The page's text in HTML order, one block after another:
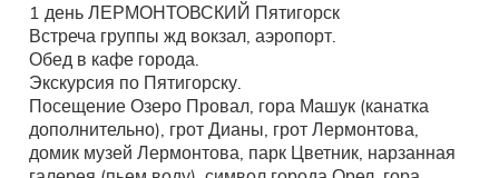
1 день ЛЕРМОНТОВСКИЙ Пятигорск
Встреча группы жд вокзал, аэропорт.
Обед в кафе города.
Экскурсия по Пятигорску.
Посещение Озеро Провал, гора Машук (канатка
дополнительно), грот Дианы, грот Лермонтова,
домик музей Лермонтова, парк Цветник, нарзанная